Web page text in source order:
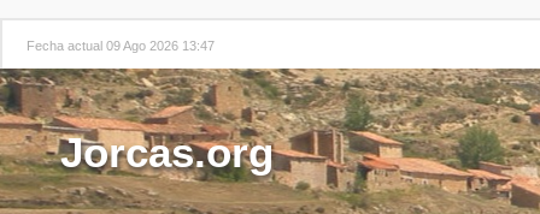
Fecha actual 09 Ago 2026 13:47
Jorcas.org